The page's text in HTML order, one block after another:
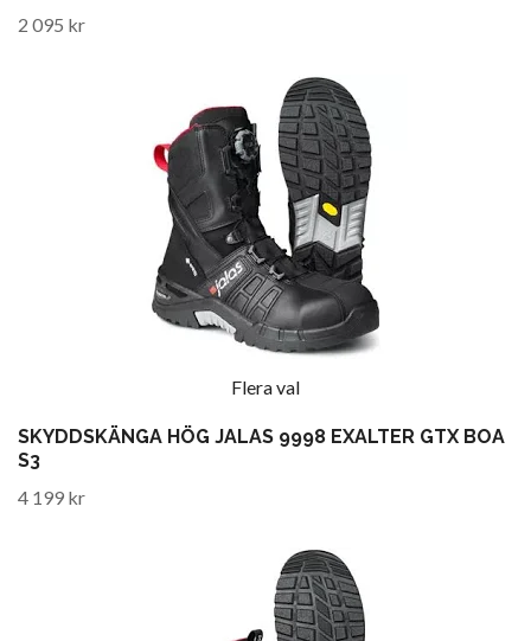
2 095 kr
Flera val
SKYDDSKÄNGA HÖG JALAS 9998 EXALTER GTX BOA
S3
4 199 kr